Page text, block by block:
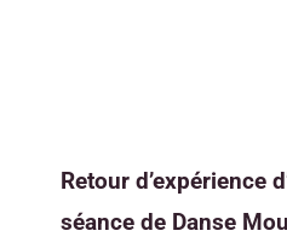
Retour d’expérience
séance de Danse